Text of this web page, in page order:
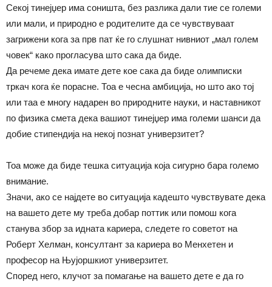
Секој тинејџер има соништа, без разлика дали тие се големи
или мали, и природно е родителите да се чувствуваат
загрижени кога за прв пат ќе го слушнат нивниот „мал голем
човек“ како прогласува што сака да биде.
Да речеме дека имате дете кое сака да биде олимписки
тркач кога ќе порасне. Тоа е чесна амбиција, но што ако тој
или таа е многу надарен во природните науки, и наставникот
по физика смета дека вашиот тинејџер има големи шанси да
добие стипендија на некој познат универзитет?
Тоа може да биде тешка ситуација која сигурно бара големо
внимание.
Значи, ако се најдете во ситуација кадешто чувствувате дека
на вашето дете му треба добар поттик или помош кога
станува збор за идната кариера, следете го советот на
Роберт Хелман, консултант за кариера во Менхетен и
професор на Њујоршкиот универзитет.
Според него, клучот за помагање на вашето дете е да го